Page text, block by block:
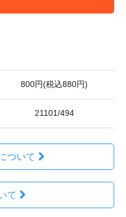
800円(税込880円)
21101/494
ついて
て